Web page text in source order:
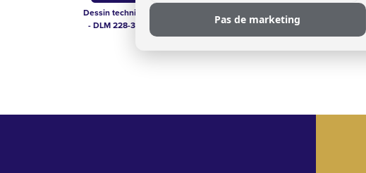
Dessin technique
- DLM 228-3RS
vestiaires
Pas de marketing